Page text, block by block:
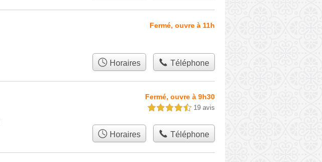
Fermé, ouvre à 11h
Horaires Téléphone
Fermé, ouvre à 9h30
4,5 étoiles sur 5 19 avis
Horaires Téléphone